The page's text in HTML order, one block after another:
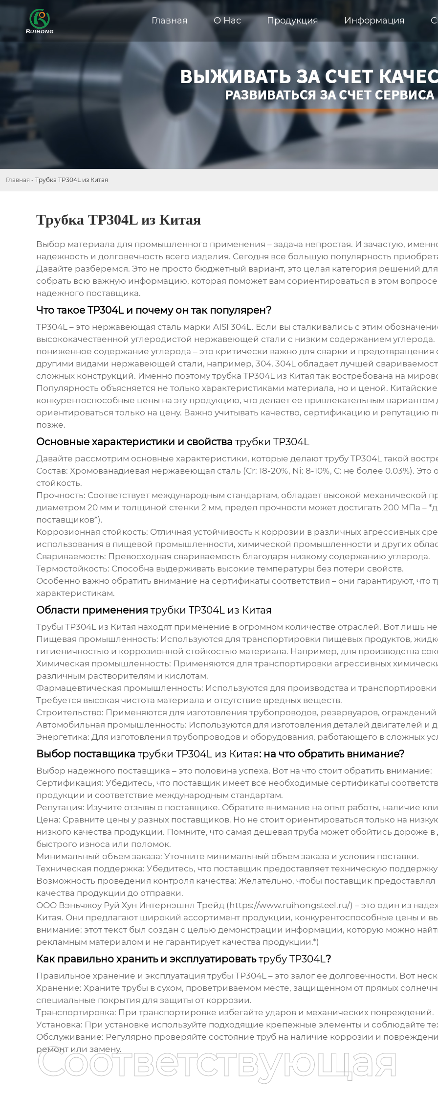
Главная О Hас Продукция Информация
Главная - Трубка TP304L из Китая
Трубка TP304L из Китая
Выбор материала для промышленного применения – задача непростая. И зачастую,
надежность и долговечность всего изделия. Сегодня все большую популярность
Давайте разберемся. Это не просто бюджетный вариант, это целая категория решений
собрать всю важную информацию, которая поможет вам сориентироваться в этом
надежного поставщика.
Что такое TP304L и почему он так популярен?
TP304L – это нержавеющая сталь марки AISI 304L. Если вы сталкивались с этим
высококачественной углеродистой нержавеющей стали с низким содержанием углерода.
пониженное содержание углерода – это критически важно для сварки и
другими видами нержавеющей стали, например, 304, 304L обладает лучшей
сложных конструкций. Именно поэтому трубка TP304L из Китая так востребована на
Популярность объясняется не только характеристиками материала, но и ценой.
конкурентоспособные цены на эту продукцию, что делает ее привлекательным
ориентироваться только на цену. Важно учитывать качество, сертификацию и репутацию
позже.
Основные характеристики и свойства трубки TP304L
Давайте рассмотрим основные характеристики, которые делают трубу TP304Lтакой
Состав: Хромованадиевая нержавеющая сталь (Cr: 18-20%, Ni: 8-10%, C: не более 0.03%).
стойкость.
Прочность: Соответствует международным стандартам, обладает высокой механической
диаметром 20 мм и толщиной стенки 2 мм, предел прочности может достигать 200 МПа –
поставщиков*).
Коррозионная стойкость: Отличная устойчивость к коррозии в различных агрессивных
использования в пищевой промышленности, химической промышленности и других
Свариваемость: Превосходная свариваемость благодаря низкому содержанию углерода.
Термостойкость: Способна выдерживать высокие температуры без потери свойств.
Особенно важно обратить внимание на сертификаты соответствия – они гарантируют, что
характеристикам.
Области применения трубки TP304L из Китая
Трубы TP304L из Китая находят применение в огромном количестве отраслей. Вот лишь
Пищевая промышленность: Используются для транспортировки пищевых продуктов,
гигиеничностью и коррозионной стойкостью материала. Например, для производства
Химическая промышленность: Применяются для транспортировки агрессивных
различным растворителям и кислотам.
Фармацевтическая промышленность: Используются для производства и
Требуется высокая чистота материала и отсутствие вредных веществ.
Строительство: Применяются для изготовления трубопроводов, резервуаров,
Автомобильная промышленность: Используются для изготовления деталей двигателей и
Энергетика: Для изготовления трубопроводов и оборудования, работающего в сложных
Выбор поставщика трубки TP304L из Китая: на что обратить внимание?
Выбор надежного поставщика – это половина успеха. Вот на что стоит обратить внимание:
Сертификация: Убедитесь, что поставщик имеет все необходимые сертификаты
продукции и соответствие международным стандартам.
Репутация: Изучите отзывы о поставщике. Обратите внимание на опыт работы, наличие
Цена: Сравните цены у разных поставщиков. Но не стоит ориентироваться только на
низкого качества продукции. Помните, что самая дешевая труба может обойтись дороже
быстрого износа или поломок.
Минимальный объем заказа: Уточните минимальный объем заказа и условия поставки.
Техническая поддержка: Убедитесь, что поставщик предоставляет техническую
Возможность проведения контроля качества: Желательно, чтобы поставщик
качества продукции до отправки.
ООО Вэньчжоу Руй Хун Интернэшнл Трейд (https://www.ruihongsteel.ru/) – это один из
Китая. Они предлагают широкий ассортимент продукции, конкурентоспособные цены и
внимание: этот текст был создан с целью демонстрации информации, которую можно
рекламным материалом и не гарантирует качества продукции.*)
Как правильно хранить и эксплуатироватьтрубу TP304L?
Правильное хранение и эксплуатация трубы TP304L– это залог ее долговечности. Вот
Хранение: Храните трубы в сухом, проветриваемом месте, защищенном от прямых
специальные покрытия для защиты от коррозии.
Транспортировка: При транспортировке избегайте ударов и механических повреждений.
Установка: При установке используйте подходящие крепежные элементы и соблюдайте
Обслуживание: Регулярно проверяйте состояние труб на наличие коррозии и
ремонт или замену.
Соответствующая